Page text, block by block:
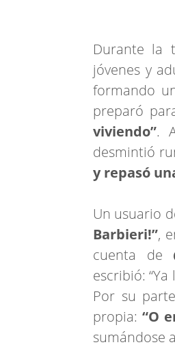
Durante la
jóvenes y
formando
preparó
viviendo”.
desmintió
y repasó
Un usuario
Barbieri!”,
cuenta de
escribió:
Por su
propia: “O
sumándose